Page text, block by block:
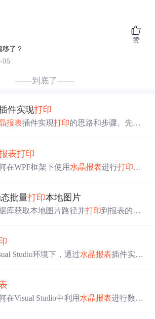
了？
05
赞
——到底了——
件实现打印
报表插件实现打印的思路和步骤。先下
，查询数据库数据并写入
接打印机打印。
表打印
在WPF框架下使用 水晶报表进行打印操
批量打印本地图片
库获取本地图片路径并打印到报表的方
加DataSet、设定表关系、实现代码等，
数量的处理方式。
Studio环境下，通过水晶报表插件实现
配置到报表样式的调整，以及如何在控
传递给报表展示。
在Visual Studio中利用 水晶报表进行数据